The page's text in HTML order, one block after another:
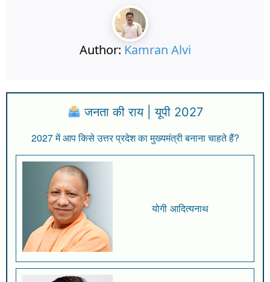
Author: Kamran Alvi
जनता की राय | यूपी 2027
2027 में आप किसे उत्तर प्रदेश का मुख्यमंत्री बनाना चाहते हैं?
योगी आदित्यनाथ